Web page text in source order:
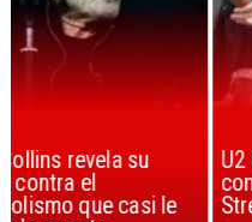
U2 lanza nuevo sencillo
con estribillo en español:
Streets of Dreams